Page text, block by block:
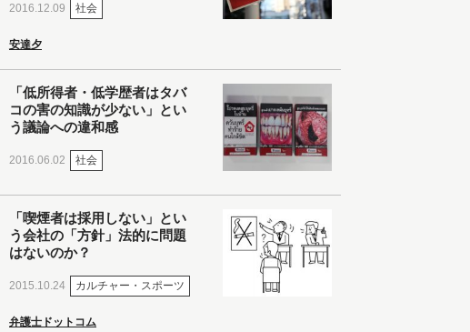
2016.12.09 社会
安達夕
「低所得者・低学歴者はタバ
コの害の知識が少ない」とい
う議論への違和感
2016.06.02 社会
「喫煙者は採用しない」とい
う会社の「方針」法的に問題
はないのか？
2015.10.24 カルチャー・スポーツ
弁護士ドットコム